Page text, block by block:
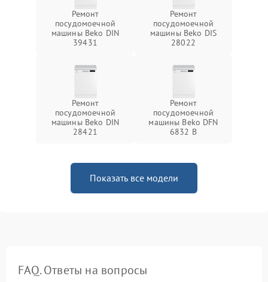
Ремонт
посудомоечной
машины Beko DIN
39431
Ремонт
посудомоечной
машины Beko DIS
28022
Ремонт
посудомоечной
машины Beko DIN
28421
Ремонт
посудомоечной
машины Beko DFN
6832 B
Показать все модели
FAQ. Ответы на вопросы